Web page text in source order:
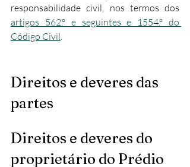
artigos 562.º e seguintes e 1554.º do
Código Civil.​
Direitos e deveres das
partes
Direitos e deveres do
proprietário do Prédio